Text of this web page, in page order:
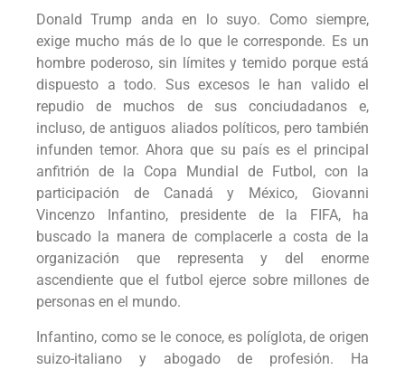
Donald Trump anda en lo suyo. Como siempre,
exige mucho más de lo que le corresponde. Es un
hombre poderoso, sin límites y temido porque está
dispuesto a todo. Sus excesos le han valido el
repudio de muchos de sus conciudadanos e,
incluso, de antiguos aliados políticos, pero también
infunden temor. Ahora que su país es el principal
anfitrión de la Copa Mundial de Futbol, con la
participación de Canadá y México, Giovanni
Vincenzo Infantino, presidente de la FIFA, ha
buscado la manera de complacerle a costa de la
organización que representa y del enorme
ascendiente que el futbol ejerce sobre millones de
personas en el mundo.
Infantino, como se le conoce, es políglota, de origen
suizo-italiano y abogado de profesión. Ha